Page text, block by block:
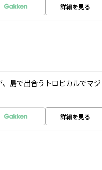
詳細を見る
島で出合うトロピカルでマジ
詳細を見る